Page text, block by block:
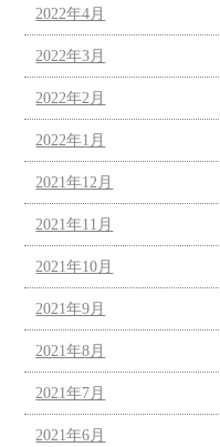
2022年4月
2022年3月
2022年2月
2022年1月
2021年12月
2021年11月
2021年10月
2021年9月
2021年8月
2021年7月
2021年6月